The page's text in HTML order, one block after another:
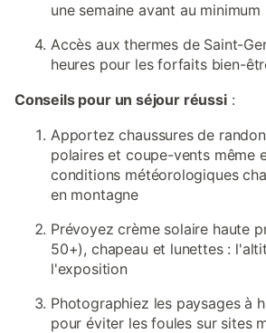
une semaine avant au minimum
Accès aux thermes de Saint-
heures pour les forfaits bien-
Conseils pour un séjour réussi:
Apportez chaussures de
polaires et coupe-vents même
conditions météorologiques
en montagne
Prévoyez crème solaire haute
50+), chapeau et lunettes :
l'exposition
Photographiez les paysages à
pour éviter les foules sur sites